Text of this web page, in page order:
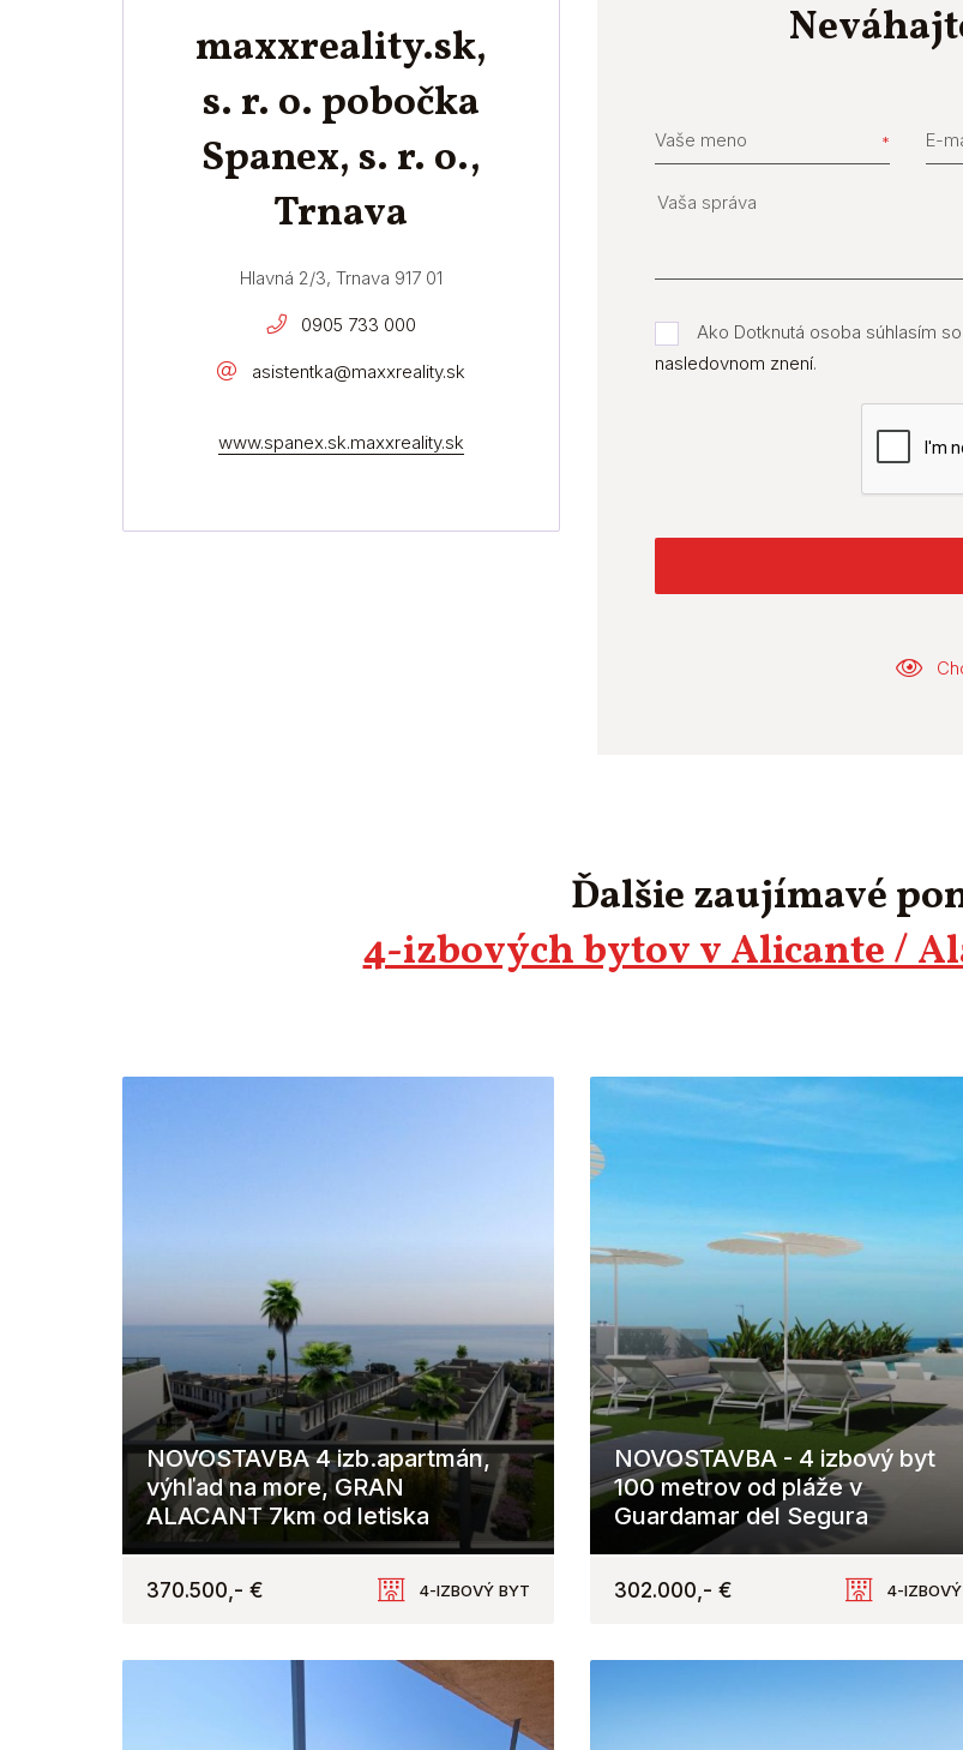
maxxreality.sk,
s. r. o. pobočka
Spanex, s. r. o.,
Trnava
Hlavná 2/3, Trnava 917 01
0905 733 000
asistentka@maxxreality.sk
www.spanex.sk.maxxreality.sk
Vaše meno E-
Ako Dotknutá osoba súhlasím
nasledovnom znení.
Ďalšie zaujímavé
4-izbových bytov v Alicante /
NOVOSTAVBA 4 izb.apartmán,
výhľad na more, GRAN
ALACANT 7km od letiska
Gran Alacant
4-IZBOVÝ BYT
370.500,- €
NOVOSTAVBA - 4 izbový byt
100 metrov od pláže v
Guardamar del Segura
Avenida de Cervantes, Guardamar del
4-
302.000,- €